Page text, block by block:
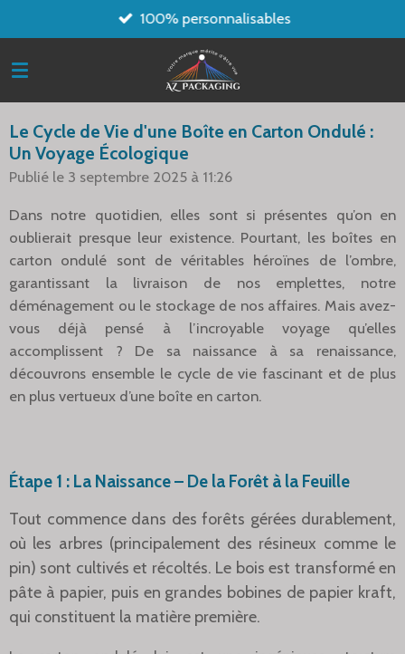
au
contenu
100% personnalisables
Le Cycle de Vie d'une Boîte en Carton Ondulé :
Un Voyage Écologique
Publié le 3 septembre 2025 à 11:26
Dans notre quotidien, elles sont si présentes qu’on en
oublierait presque leur existence. Pourtant, les boîtes en
carton ondulé sont de véritables héroïnes de l’ombre,
garantissant la livraison de nos emplettes, notre
déménagement ou le stockage de nos affaires. Mais avez-
vous déjà pensé à l’incroyable voyage qu’elles
accomplissent ? De sa naissance à sa renaissance,
découvrons ensemble le cycle de vie fascinant et de plus
en plus vertueux d’une boîte en carton.
Étape 1 : La Naissance – De la Forêt à la Feuille
Tout commence dans des forêts gérées durablement,
où les arbres (principalement des résineux comme le
pin) sont cultivés et récoltés. Le bois est transformé en
pâte à papier, puis en grandes bobines de papier kraft,
qui constituent la matière première.